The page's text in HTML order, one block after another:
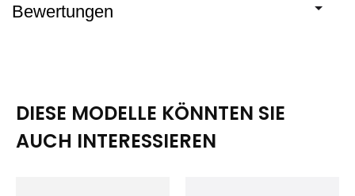
Bewertungen
DIESE MODELLE KÖNNTEN SIE
AUCH INTERESSIEREN